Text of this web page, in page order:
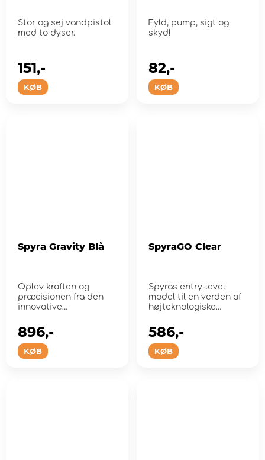
Stor og sej vandpistol
med to dyser.
KØB
151,-
Fyld, pump, sigt og
skyd!
KØB
82,-
Spyra Gravity Blå
Oplev kraften og
præcisionen fra den
innovative
KØB
896,-
SpyraGO Clear
Spyras entry-level
model til en verden af ​​
højteknologiske
KØB
586,-